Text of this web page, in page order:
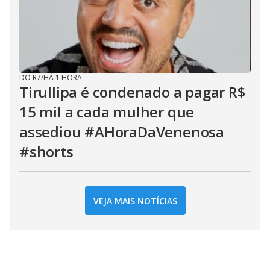
DO R7/HÁ 1 HORA
Tirullipa é condenado a pagar R$
15 mil a cada mulher que
assediou #AHoraDaVenenosa
#shorts
VEJA MAIS NOTÍCIAS